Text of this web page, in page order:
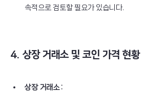
속적으로 검토할 필요가 있습니다.
4. 상장 거래소 및 코인 가격 현황
상장 거래소 :